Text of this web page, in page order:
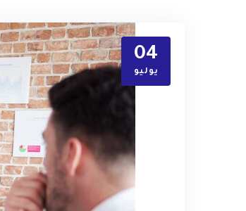
04
يوليو